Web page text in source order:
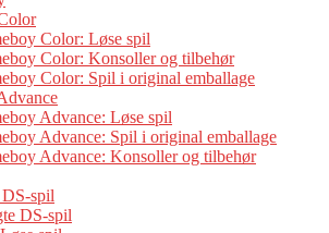
Color: Løse spil
Color: Konsoller og tilbehør
Color: Spil i original emballage
Advance: Løse spil
Advance: Spil i original emballage
Advance: Konsoller og tilbehør
spil
DS-spil